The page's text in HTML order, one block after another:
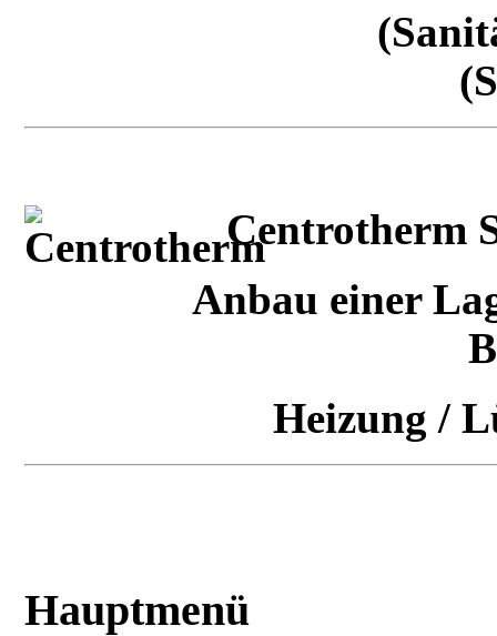
Centrotherm
Anbau einer
Heizung /
Hauptmenü